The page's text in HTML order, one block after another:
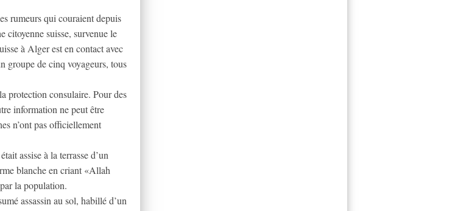
rumeurs qui couraient depuis
citoyenne suisse, survenue le
à Alger est en contact avec
groupe de cinq voyageurs, tous
protection consulaire. Pour des
information ne peut être
n’ont pas officiellement
assise à la terrasse d’un
blanche en criant «Allah
la population.
assassin au sol, habillé d’un